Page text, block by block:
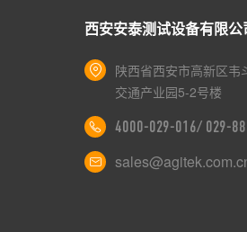
西安安泰测试设备有限公
陕西省西安市高新区韦
交通产业园5-2号楼
4000-029-016/ 029-